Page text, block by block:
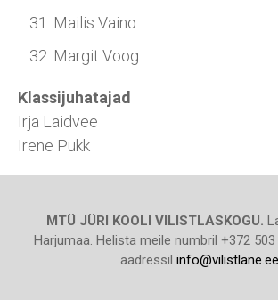
Mailis Vaino
Margit Voog
Klassijuhatajad
Irja Laidvee
Irene Pukk
MTÜ JÜRI KOOLI VILISTLASKOGU.
Harjumaa. Helista meile numbril +372
aadressil info@vilistlane.ee